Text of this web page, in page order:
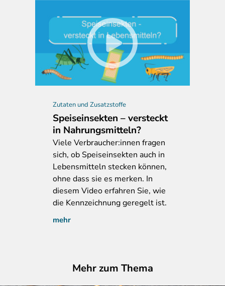
Zutaten und Zusatzstoffe
Speiseinsekten – versteckt
in Nahrungsmitteln?
Viele Verbraucher:innen fragen
sich, ob Speiseinsekten auch in
Lebensmitteln stecken können,
ohne dass sie es merken. In
diesem Video erfahren Sie, wie
die Kennzeichnung geregelt ist.
mehr
Mehr zum Thema